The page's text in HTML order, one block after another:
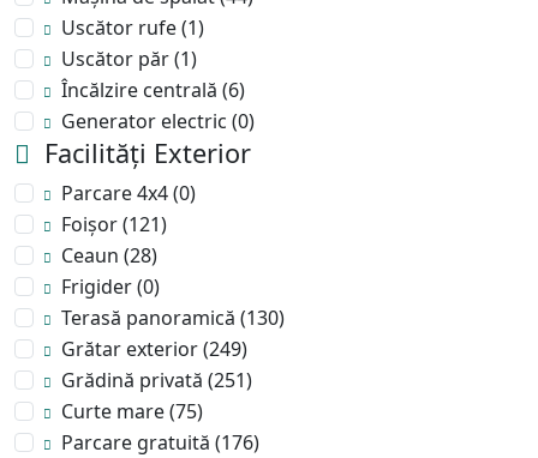
Uscător rufe(1)
Uscător păr(1)
Încălzire centrală (6)
Generator electric (0)
Facilități Exterior
Parcare 4x4(0)
Foișor(121)
Ceaun (28)
Frigider(0)
Terasă panoramică (130)
Grătar exterior(249)
Grădină privată (251)
Curte mare(75)
Parcare gratuită (176)